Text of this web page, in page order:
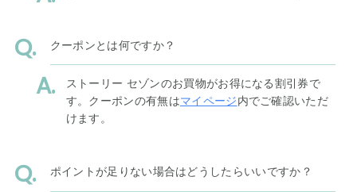
クーポンとは何ですか？
ストーリー セゾンのお買物がお得になる割引券で
す。クーポンの有無はマイページ内でご確認いただ
けます。
ポイントが足りない場合はどうしたらいいですか？